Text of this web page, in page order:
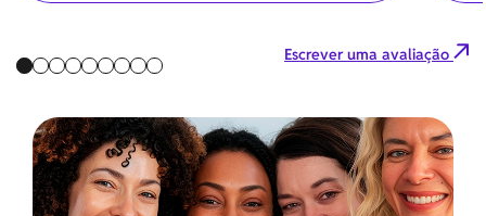
Escrever uma avaliação